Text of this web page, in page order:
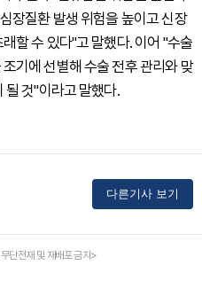
장질환 발생 위험을 높이고 신장
할 수 있다"고 말했다. 이어 "수술
기에 선별해 수술 전후 관리와 맞
될 것"이라고 말했다.
다른기사 보기
단전재 및 재배포 금지>